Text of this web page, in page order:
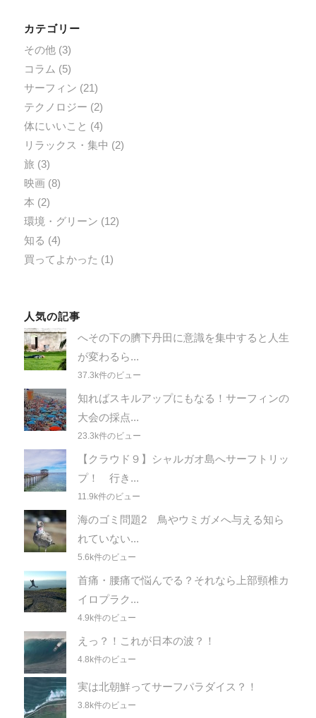
カテゴリー
その他(3)
コラム (5)
サーフィン (21)
テクノロジー (2)
体にいいこと (4)
リラックス・集中 (2)
旅 (3)
映画 (8)
本 (2)
環境・グリーン (12)
知る (4)
買ってよかった (1)
人気の記事
へその下の臍下丹田に意識を集中すると人生
が変わるら...
37.3k件のビュー
知ればスキルアップにもなる！サーフィンの
大会の採点...
23.3k件のビュー
【クラウド９】シャルガオ島へサーフトリッ
プ！ 行き...
11.9k件のビュー
海のゴミ問題2 鳥やウミガメへ与える知ら
れていない...
5.6k件のビュー
首痛・腰痛で悩んでる？それなら上部頸椎カ
イロプラク...
4.9k件のビュー
えっ？！これが日本の波？！
4.8k件のビュー
実は北朝鮮ってサーフパラダイス？！
3.8k件のビュー